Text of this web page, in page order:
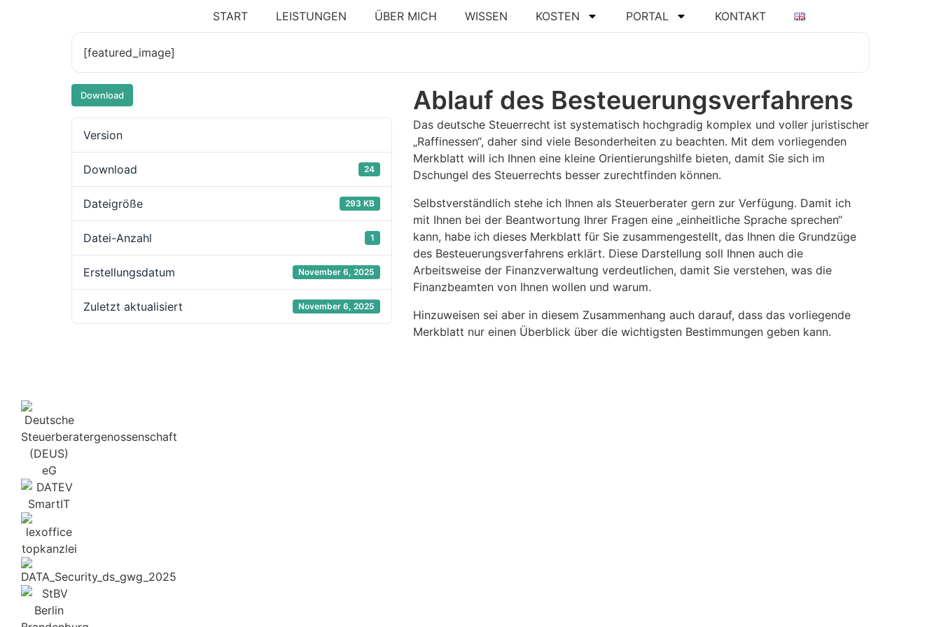
START LEISTUNGEN ÜBER MICH WISSEN KOSTEN PORTAL KONTAKT
[featured_image]
Download
Version
Download 24
Dateigröße 293 KB
Datei-Anzahl 1
Erstellungsdatum November 6, 2025
Zuletzt aktualisiert November 6, 2025
Ablauf des Besteuerungsverfahrens
Das deutsche Steuerrecht ist systematisch hochgradig komplex und voller juristischer
„Raffinessen“, daher sind viele Besonderheiten zu beachten. Mit dem vorliegenden
Merkblatt will ich Ihnen eine kleine Orientierungshilfe bieten, damit Sie sich im
Dschungel des Steuerrechts besser zurechtfinden können.
Selbstverständlich stehe ich Ihnen als Steuerberater gern zur Verfügung. Damit ich
mit Ihnen bei der Beantwortung Ihrer Fragen eine „einheitliche Sprache sprechen“
kann, habe ich dieses Merkblatt für Sie zusammengestellt, das Ihnen die Grundzüge
des Besteuerungsverfahrens erklärt. Diese Darstellung soll Ihnen auch die
Arbeitsweise der Finanzverwaltung verdeutlichen, damit Sie verstehen, was die
Finanzbeamten von Ihnen wollen und warum.
Hinzuweisen sei aber in diesem Zusammenhang auch darauf, dass das vorliegende
Merkblatt nur einen Überblick über die wichtigsten Bestimmungen geben kann.